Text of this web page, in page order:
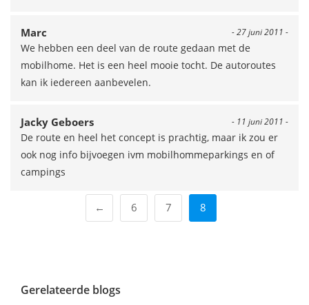
- 27 juni 2011 -
Marc
We hebben een deel van de route gedaan met de
mobilhome. Het is een heel mooie tocht. De autoroutes
kan ik iedereen aanbevelen.
- 11 juni 2011 -
Jacky Geboers
De route en heel het concept is prachtig, maar ik zou er
ook nog info bijvoegen ivm mobilhommeparkings en of
campings
← 6 7 8
Gerelateerde blogs